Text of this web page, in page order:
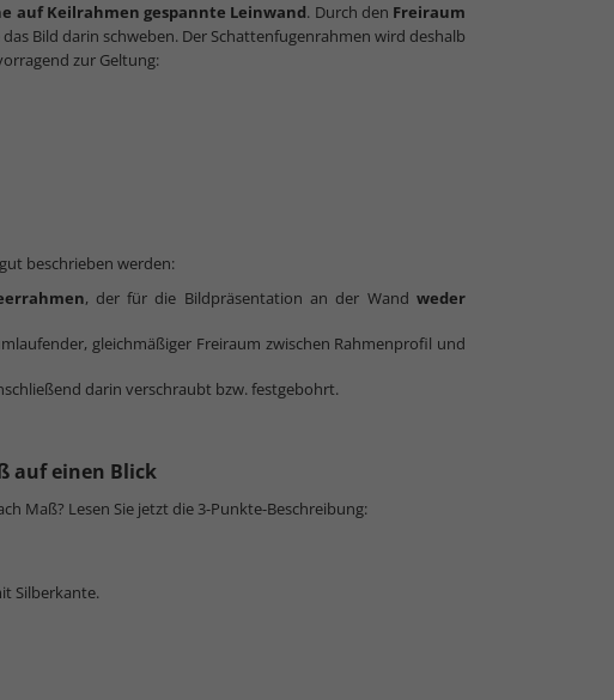
auf Keilrahmen gespannte Leinwand. Durch den Freiraum
Bild darin schweben. Der Schattenfugenrahmen wird deshalb
zur Geltung:
beschrieben werden:
, der für die Bildpräsentation an der Wand weder
gleichmäßiger Freiraum zwischen Rahmenprofil und
darin verschraubt bzw. festgebohrt.
auf einen Blick
Maß? Lesen Sie jetzt die 3-Punkte-Beschreibung:
Silberkante.